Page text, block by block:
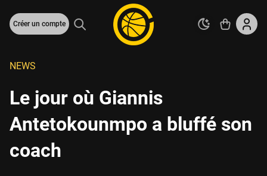
Créer un compte
NEWS
Le jour où Giannis
Antetokounmpo a bluffé son
coach